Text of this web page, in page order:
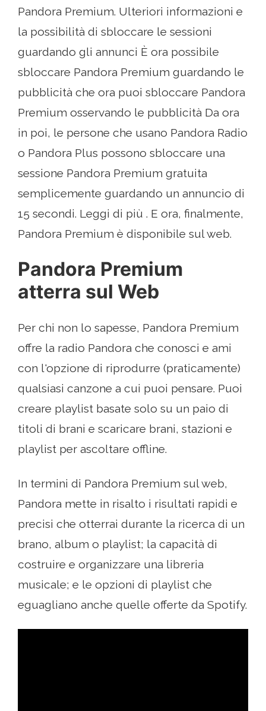
Pandora Premium. Ulteriori informazioni e
la possibilità di sbloccare le sessioni
guardando gli annunci È ora possibile
sbloccare Pandora Premium guardando le
pubblicità che ora puoi sbloccare Pandora
Premium osservando le pubblicità Da ora
in poi, le persone che usano Pandora Radio
o Pandora Plus possono sbloccare una
sessione Pandora Premium gratuita
semplicemente guardando un annuncio di
15 secondi. Leggi di più . E ora, finalmente,
Pandora Premium è disponibile sul web.
Pandora Premium
atterra sul Web
Per chi non lo sapesse, Pandora Premium
offre la radio Pandora che conosci e ami
con l'opzione di riprodurre (praticamente)
qualsiasi canzone a cui puoi pensare. Puoi
creare playlist basate solo su un paio di
titoli di brani e scaricare brani, stazioni e
playlist per ascoltare offline.
In termini di Pandora Premium sul web,
Pandora mette in risalto i risultati rapidi e
precisi che otterrai durante la ricerca di un
brano, album o playlist; la capacità di
costruire e organizzare una libreria
musicale; e le opzioni di playlist che
eguagliano anche quelle offerte da Spotify.